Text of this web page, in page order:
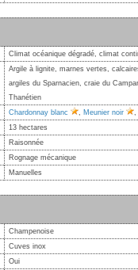
Climat océanique dégradé, climat
Argile à lignite, marnes vertes,
argiles du Sparnacien, craie du
Thanétien
Chardonnay blanc , Meunier noir
,
13 hectares
Raisonnée
Rognage mécanique
Manuelles
Champenoise
Cuves inox
Oui